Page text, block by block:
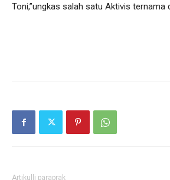
Toni,”ungkas salah satu Aktivis ternama
Artikulli paraprak